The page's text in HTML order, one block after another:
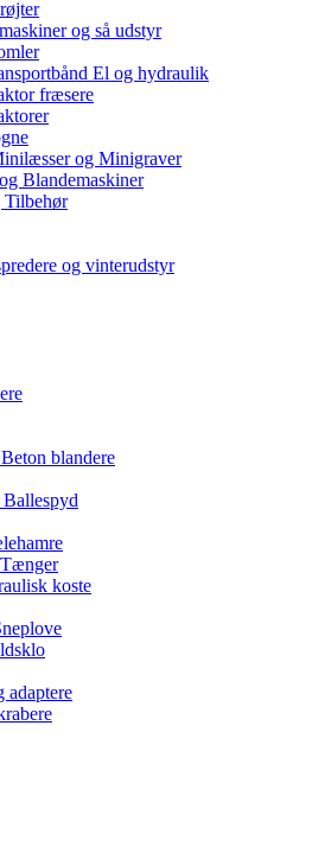
og så udstyr
El og hydraulik
fræsere
og Minigraver
Blandemaskiner
Tilbehør
og vinterudstyr
blandere
koste
adaptere